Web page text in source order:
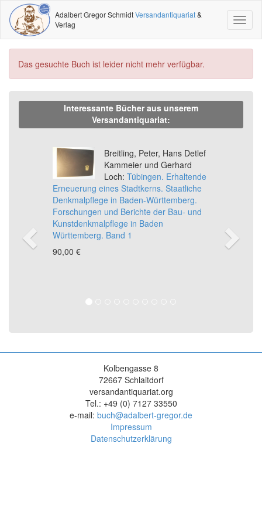
Adalbert Gregor SchmidtVersandantiquariat&
Verlag
Das gesuchte Buch ist leider nicht mehr verfügbar.
Interessante Bücher aus unserem
Versandantiquariat:
Breitling, Peter, Hans Detlef
Kammeier und Gerhard
Loch: Tübingen. Erhaltende
Erneuerung eines Stadtkerns. Staatliche
Denkmalpflege in Baden-Württemberg.
Forschungen und Berichte der Bau- und
Kunstdenkmalpflege in Baden
Württemberg. Band 1
90,00 €
Previous
Kolbengasse 8
72667 Schlaitdorf
versandantiquariat.org
Tel.: +49 (0) 7127 33550
e-mail: buch@adalbert-gregor.de
Impressum
Datenschutzerklärung